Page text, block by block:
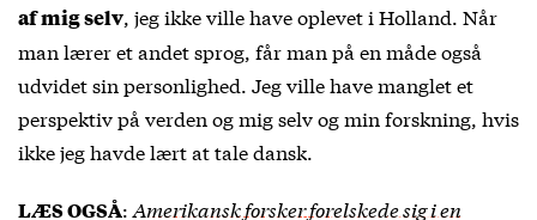
af mig selv, jeg ikke ville have oplevet i Holland. Når
man lærer et andet sprog, får man på en måde også
udvidet sin personlighed. Jeg ville have manglet et
perspektiv på verden og mig selv og min forskning, hvis
ikke jeg havde lært at tale dansk.
LÆS OGSÅ: Amerikansk forsker forelskede sig i en